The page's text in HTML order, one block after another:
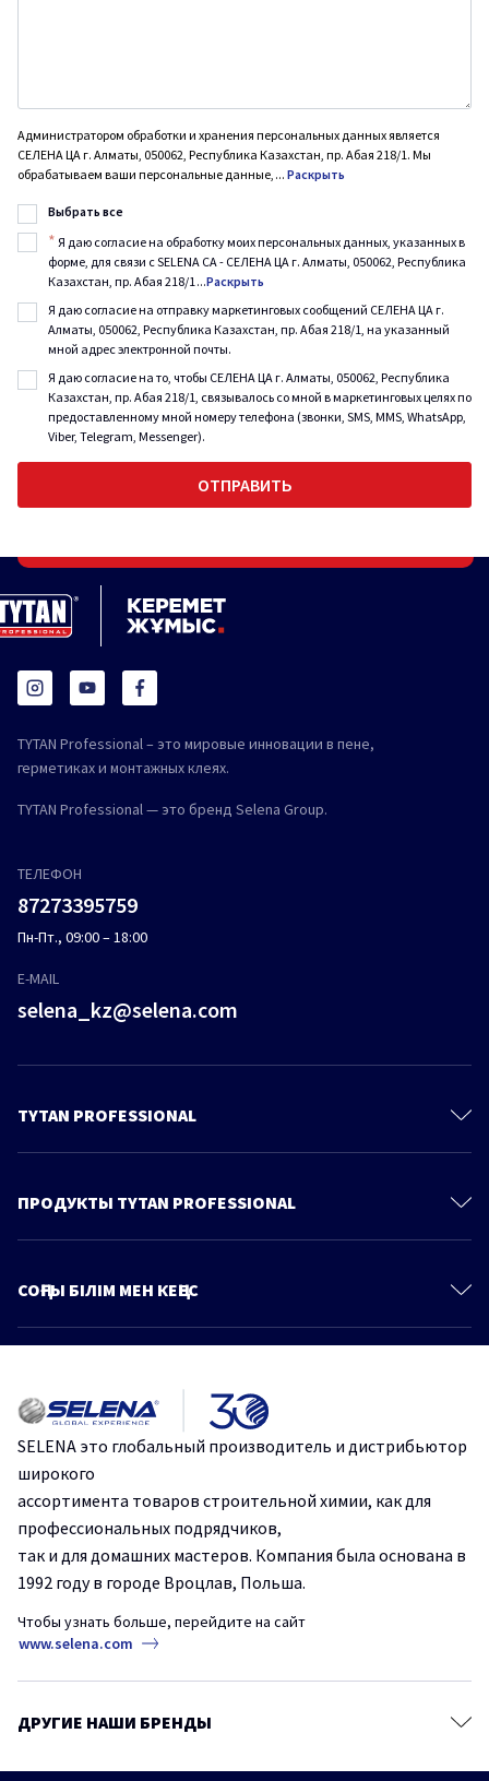
Администратором обработки и хранения персональных данных является
СЕЛЕНА ЦА г. Алматы, 050062, Республика Казахстан, пр. Абая 218/1. Мы
обрабатываем ваши персональные данные, ... Раскрыть
Выбрать все
* Я даю согласие на обработку моих персональных данных, указанных в
форме, для связи с SELENA CA - СЕЛЕНА ЦА г. Алматы, 050062, Республика
Казахстан, пр. Абая 218/1...Раскрыть
Я даю согласие на отправку маркетинговых сообщений СЕЛЕНА ЦА г.
Алматы, 050062, Республика Казахстан, пр. Абая 218/1, на указанный
мной адрес электронной почты.
Я даю согласие на то, чтобы СЕЛЕНА ЦА г. Алматы, 050062, Республика
Казахстан, пр. Абая 218/1, связывалось со мной в маркетинговых целях по
предоставленному мной номеру телефона (звонки, SMS, MMS, WhatsApp,
Viber, Telegram, Messenger).
TYTAN Professional – это мировые инновации в пене,
герметиках и монтажных клеях.
TYTAN Professional — это бренд Selena Group.
ТЕЛЕФОН
87273395759
Пн-Пт., 09:00 – 18:00
E-MAIL
selena_kz@selena.com
TYTAN PROFESSIONAL
О Компании
Знания и советы
ПРОДУКТЫ TYTAN PROFESSIONAL
Пено-Клеи
Клеи для напольных покрытий
Ленты и стрейч-пленки
Крепежи
Аэрозольные краски и грунтовки
Продукты для древесины
Защитные и чистящие средства
Сопутствующие товары
СОҢҒЫ БІЛІМ МЕН КЕҢЕС
Больше статей
Эффективное и быстрое склеивание с помощью одного
продукта.
Защититесь от плесени и грибка на срок до 10 лет.
Пено-клеи – основа безопасности в строительстве.
SELENA это глобальный производитель и дистрибьютор
широкого
ассортимента товаров строительной химии, как для
профессиональных подрядчиков,
так и для домашних мастеров. Компания была основана в
1992 году в городе Вроцлав, Польша.
Чтобы узнать больше, перейдите на сайт
www.selena.com
ДРУГИЕ НАШИ БРЕНДЫ